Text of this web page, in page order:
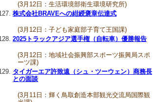
(3月12日：生活環境部衛生環境研究所)
株式会社BRAVEへの紺綬褒章伝達式
(3月12日：子ども家庭部子育て王国課)
2025トラックアジア選手権（自転車）優勝報告
(3月12日：地域社会振興部スポーツ振興局スポ
ーツ課)
タイガーエア許致遠（シュ・ツーウェン）商務長
との面談
(3月11日：輝く鳥取創造本部観光交流局国際観